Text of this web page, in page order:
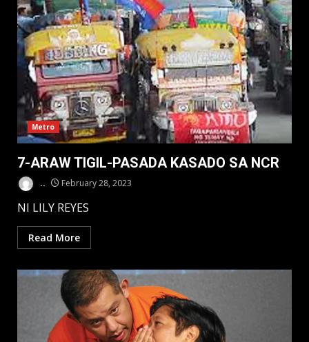
Metro
7-ARAW TIGIL-PASADA KASADO SA NCR
.. February 28, 2023
NI LILY REYES
Read More